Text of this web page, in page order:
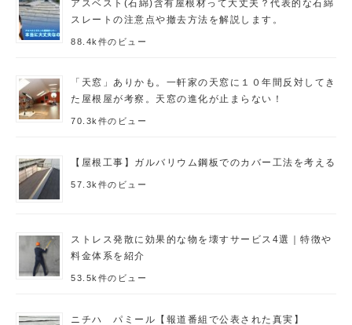
アスベスト(石綿)含有屋根材って大丈夫？代表的な石綿
スレートの注意点や撤去方法を解説します。
88.4k件のビュー
「天窓」ありかも。一軒家の天窓に１０年間反対してき
た屋根屋が考察。天窓の進化が止まらない！
70.3k件のビュー
【屋根工事】ガルバリウム鋼板でのカバー工法を考える
57.3k件のビュー
ストレス発散に効果的な物を壊すサービス4選｜特徴や
料金体系を紹介
53.5k件のビュー
ニチハ パミール【報道番組で公表された真実】